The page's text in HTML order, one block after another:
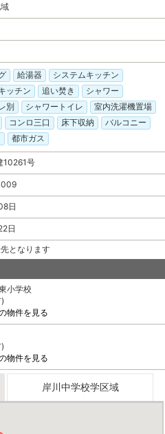
給湯器
システムキッチン
ッチン
追い焚き
シャワー
別
シャワートイレ
室内洗濯機置場
コンロ三口 床下収納
バルコニー
都市ガス
10261号
日
日
となります
小学校
物件を見る
物件を見る
岸川中学校学区域